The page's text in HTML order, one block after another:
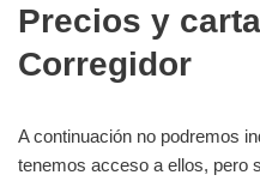
Precios y
Corregidor
A continuación no podremos
tenemos acceso a ellos, pero